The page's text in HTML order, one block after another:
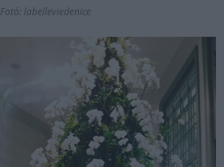
Fotó: labelleviedenice